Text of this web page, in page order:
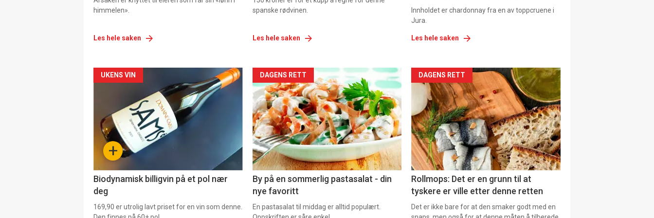
himmelen».
Les hele saken
spanske rødvinen.
Les hele saken
Innholdet er chardonnay fra en av toppcruene i
Jura.
Les hele saken
Forsiden
akkurat
nå
-
+
UKENS VIN
Biodynamisk billigvin på et pol nær
deg
169,90 er utrolig lavt priset for en vin som denne.
Forsiden
akkurat
nå
-
5
DAGENS RETT
By på en sommerlig pastasalat - din
nye favoritt
En pastasalat til middag er alltid populært.
Forsiden
akkurat
nå
-
6
DAGENS RETT
Rollmops: Det er en grunn til at
tyskere er ville etter denne retten
Det er ikke bare for at den smaker godt med en